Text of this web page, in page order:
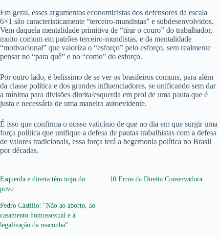
Em geral, esses argumentos economicistas dos defensores da escala
6×1 são caracteristicamente “terceiro-mundistas” e subdesenvolvidos.
Vem daquela mentalidade primitiva de “tirar o couro” do trabalhador,
muito comum em patrões terceiro-mundistas, e da mentalidade
“motivacional” que valoriza o “esforço” pelo esforço, sem realmente
pensar no “para quê” e no “como” do esforço.
Por outro lado, é belíssimo de se ver os brasileiros comuns, para além
da classe política e dos grandes influenciadores, se unificando sem dar
a mínima para divisões direita/esquerda em prol de uma pauta que é
justa e necessária de uma maneira autoevidente.
É isso que confirma o nosso vaticínio de que no dia em que surgir uma
força política que unifique a defesa de pautas trabalhistas com a defesa
de valores tradicionais, essa força terá a hegemonia política no Brasil
por décadas.
Esquerda e direita têm nojo do
povo
10 Erros da Direita Conservadora
Pedro Castillo: “Não ao aborto, ao
casamento homossexual e à
legalização da maconha”